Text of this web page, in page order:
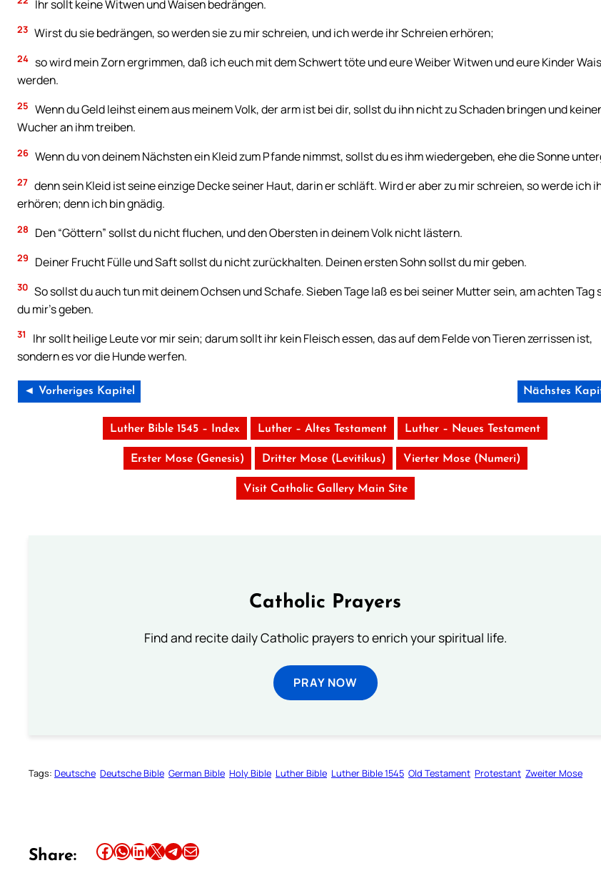
Ihr sollt keine Witwen und Waisen bedrängen.
23 Wirst du sie bedrängen, so werden sie zu mir schreien, und ich werde ihr Schreien erhören;
24 so wird mein Zorn ergrimmen, daß ich euch mit dem Schwert töte und eure Weiber Witwen und eure Kinder
werden.
25 Wenn du Geld leihst einem aus meinem Volk, der arm ist bei dir, sollst du ihn nicht zu Schaden bringen und
Wucher an ihm treiben.
26 Wenn du von deinem Nächsten ein Kleid zum Pfande nimmst, sollst du es ihm wiedergeben, ehe die Sonne
27 denn sein Kleid ist seine einzige Decke seiner Haut, darin er schläft. Wird er aber zu mir schreien, so werde ich
erhören; denn ich bin gnädig.
28 Den “Göttern” sollst du nicht fluchen, und den Obersten in deinem Volk nicht lästern.
29 Deiner Frucht Fülle und Saft sollst du nicht zurückhalten. Deinen ersten Sohn sollst du mir geben.
30 So sollst du auch tun mit deinem Ochsen und Schafe. Sieben Tage laß es bei seiner Mutter sein, am achten Tag
du mir’s geben.
31
Ihr sollt heilige Leute vor mir sein; darum sollt ihr kein Fleisch essen, das auf dem Felde von Tieren zerrissen ist,
sondern es vor die Hunde werfen.
◄ Vorheriges Kapitel Nächstes
Luther Bible 1545 – Index Luther – Altes Testament Luther – Neues Testament
Erster Mose (Genesis) Dritter Mose (Levitikus) Vierter Mose (Numeri)
Visit Catholic Gallery Main Site
Catholic Prayers
Find and recite daily Catholic prayers to enrich your spiritual life.
PRAY NOW
Tags: Deutsche Deutsche Bible German Bible Holy Bible Luther Bible Luther Bible 1545 Old Testament Protestant Zweiter Mose
Share: Share this article on Facebook Share this article on WhatsApp Share this article on LinkedIn Share this article on X Share this article on TelegramEmail this Article